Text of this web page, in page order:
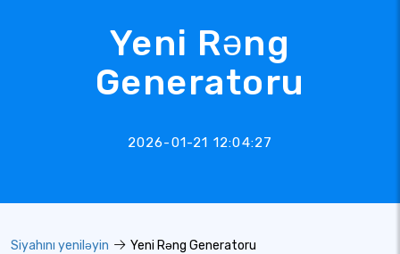
Yeni Rəng
Generatoru
2026-01-21 12:04:27
Siyahını yeniləyin Yeni Rəng Generatoru